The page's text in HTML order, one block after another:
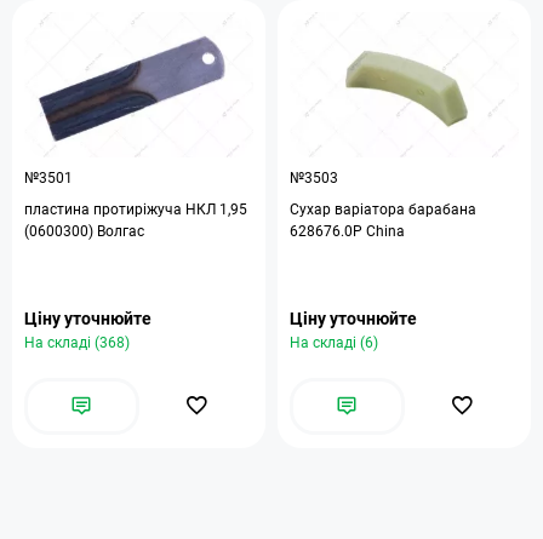
№3501
пластина протиріжуча НКЛ 1,95
(0600300) Волгас
Ціну уточнюйте
На складі (368)
№3503
Сухар варіатора барабана
628676.0P China
Ціну уточнюйте
На складі (6)